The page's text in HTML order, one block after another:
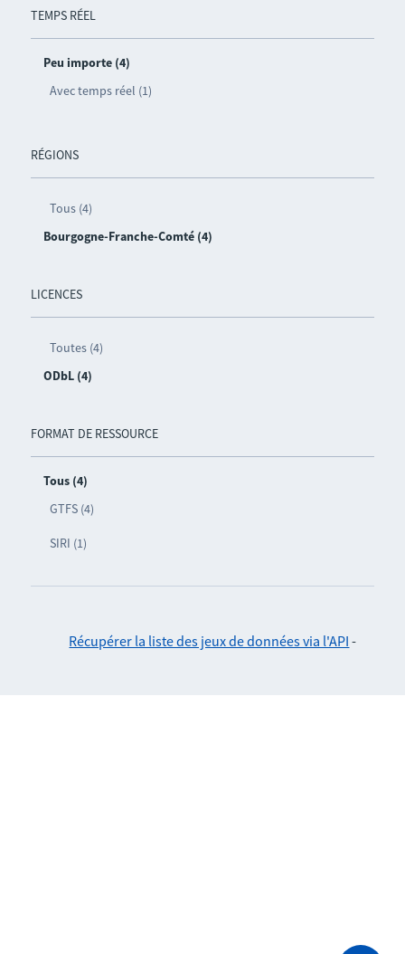
TEMPS RÉEL
Peu importe (4)
Avec temps réel (1)
RÉGIONS
Tous (4)
Bourgogne-Franche-Comté (4)
LICENCES
Toutes (4)
ODbL (4)
FORMAT DE RESSOURCE
Tous (4)
GTFS (4)
SIRI (1)
Récupérer la liste des jeux de données via l'API -